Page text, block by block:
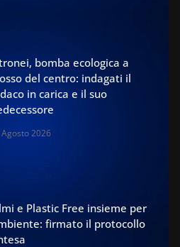
bomba ecologica a
del centro: indagati il
in carica e il suo
Agosto 2026
e Plastic Free insieme per
firmato il protocollo